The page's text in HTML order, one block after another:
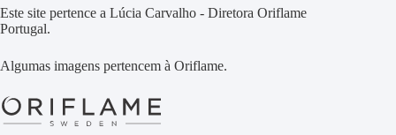
Este site pertence a Lúcia Carvalho - Diretora Oriflame
Portugal.
Algumas imagens pertencem à Oriflame.